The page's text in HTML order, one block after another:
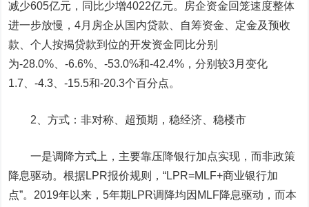
减少605亿元，同比少增4022亿元。房企资金回笼速度整体
进一步放慢，4月房企从国内贷款、自筹资金、定金及预收
款、个人按揭贷款到位的开发资金同比分别
为-28.0%、-6.6%、-53.0%和-42.4%，分别较3月变化
1.7、-4.3、-15.5和-20.3个百分点。
2、方式：非对称、超预期，稳经济、稳楼市
一是调降方式上，主要靠压降银行加点实现，而非政策
降息驱动。根据LPR报价规则，“LPR=MLF+商业银行加
点”。2019年以来，5年期LPR调降均因MLF降息驱动，而本